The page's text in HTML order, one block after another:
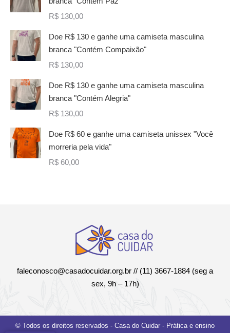
R$ 130,00
Doe R$ 130 e ganhe uma camiseta masculina
branca "Contém Compaixão"
R$ 130,00
Doe R$ 130 e ganhe uma camiseta masculina
branca "Contém Alegria"
R$ 130,00
Doe R$ 60 e ganhe uma camiseta unissex "Você
morreria pela vida"
R$ 60,00
faleconosco@casadocuidar.org.br // (11) 3667-1884 (seg a
sex, 9h – 17h)
© Todos os direitos reservados - Casa do Cuidar - Prática e ensino